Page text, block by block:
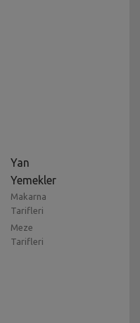
Yan
Yemekler
Makarna
Tarifleri
Meze
Tarifleri